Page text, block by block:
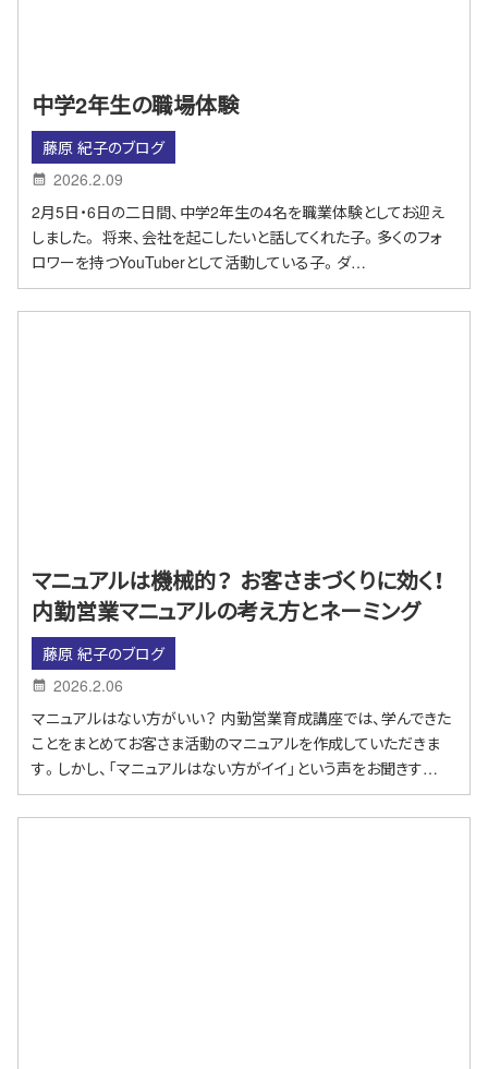
中学2年生の職場体験
藤原 紀子のブログ
2026.2.09
2月5日・6日の二日間、中学2年生の4名を職業体験としてお迎え
しました。 将来、会社を起こしたいと話してくれた子。多くのフォ
ロワーを持つYouTuberとして活動している子。ダ…
マニュアルは機械的？ お客さまづくりに効く！
内勤営業マニュアルの考え方とネーミング
藤原 紀子のブログ
2026.2.06
マニュアルはない方がいい？ 内勤営業育成講座では、学んできた
ことをまとめてお客さま活動のマニュアルを作成していただきま
す。しかし、「マニュアルはない方がイイ」という声をお聞きす…